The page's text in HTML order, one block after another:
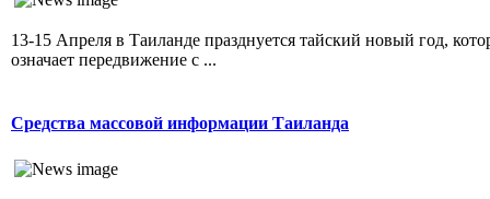
13-15 Апреля в Таиланде празднуется тайский новый год,
означает передвижение с ...
Средства массовой информации Таиланда